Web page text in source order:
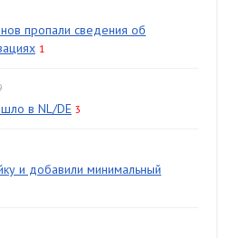
пропали сведения об
1
в NL/DE 3
и добавили минимальный